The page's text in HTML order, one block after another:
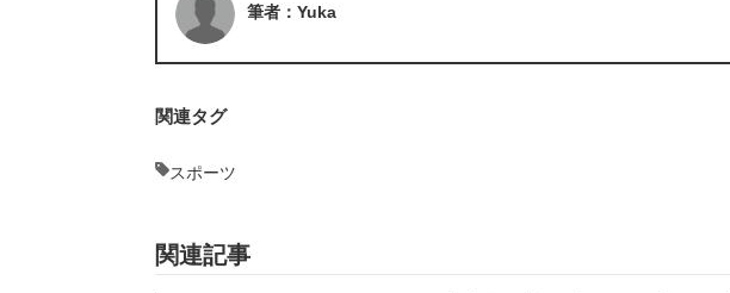
筆者：Yuka
関連タグ
スポーツ
関連記事